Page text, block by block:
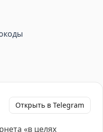
Открыть в Telegram
«в целях